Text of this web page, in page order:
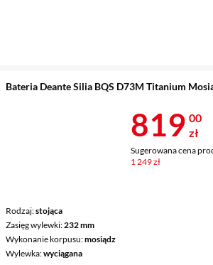
Bateria Deante Silia BQS D73M Titanium
Rodzaj stojąca
Zasięg wylewki 232 mm
Wykonanie korpusu mosiądz
Wylewka wyciągana
Cena
819 00
zł
Sugerowana cena
1 249 zł